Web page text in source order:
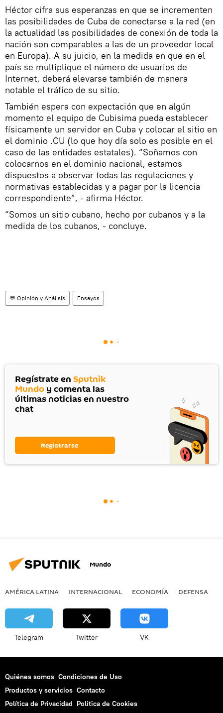
Héctor cifra sus esperanzas en que se incrementen
las posibilidades de Cuba de conectarse a la red (en
la actualidad las posibilidades de conexión de toda la
nación son comparables a las de un proveedor local
en Europa). A su juicio, en la medida en que en el
país se multiplique el número de usuarios de
Internet, deberá elevarse también de manera
notable el tráfico de su sitio.
También espera con expectación que en algún
momento el equipo de Cubisima pueda establecer
físicamente un servidor en Cuba y colocar el sitio en
el dominio .CU (lo que hoy día solo es posible en el
caso de las entidades estatales). “Soñamos con
colocarnos en el dominio nacional, estamos
dispuestos a observar todas las regulaciones y
normativas establecidas y a pagar por la licencia
correspondiente”, - afirma Héctor.
“Somos un sitio cubano, hecho por cubanos y a la
medida de los cubanos, - concluye.
💬 Opinión y Análisis Ensayos
Regístrate en Sputnik
Mundo y comenta las
últimas noticias en nuestro
chat
Registrarse
Mundo
AMÉRICA LATINA INTERNACIONAL ECONOMÍA DEFENSA
Telegram Twitter VK
Quiénes somos Condiciones de Uso
Productos y servicios Contacto
Política de Privacidad Politica de Cookies